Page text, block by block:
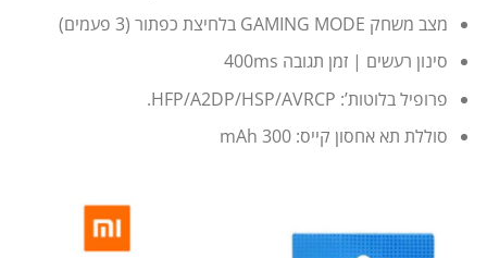
מצב משחק GAMING MODE בלחיצת כפתור (3 פעמים)
סינון רעשים | זמן תגובה 400ms
פרופיל בלוטות’: HFP/A2DP/HSP/AVRCP.
סוללת תא אחסון קייס: 300 mAh